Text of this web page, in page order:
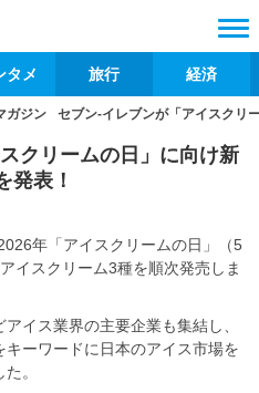
タメ 旅行 経済
ガジン セブン‐イレブンが「アイスクリ
クリームの日」に向け新
発表！
年「アイスクリームの日」（5
イスクリーム3種を順次発売しま
イス業界の主要企業も集結し、
キーワードに日本のアイス市場を
。